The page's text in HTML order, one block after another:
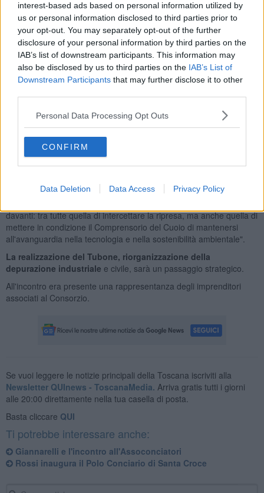
interest-based ads based on personal information utilized by
us or personal information disclosed to third parties prior to
your opt-out. You may separately opt-out of the further
disclosure of your personal information by third parties on the
IAB’s list of downstream participants. This information may
also be disclosed by us to third parties on the IAB’s List of
Downstream Participants that may further disclose it to other
Personal Data Processing Opt Outs
CONFIRM
Data Deletion Data Access Privacy Policy
Era stato l'onorevole Bonifazi, che nelle settimane scorse
aveva visitato il depuratore di Ponte a Egola
e alcune concerie
della zona, a manifestare la volontà di approfondire la conoscenza
del territorio e del comparto, proponendo un vertice appena fosse
stata eletta la nuova compagine regionale.
problematichedi un settore che è un caposaldo dell'export
provinciale e regionale. E' stato lo stesso Bonifazi ad auspicare
l'organizzazione del prossimo incontro - prima riunione del tavolo
della conceria - a Roma con la presenza dei rappresentanti del
questa collaborazione che"sicuramente - dice - potrà essere un
davanti: tra tutte quella di intercettare la ripresa, ma anche quella di
mettere in condizione il Comprensorio del Cuoio di mantenersi
all'avanguardia nella tecnologia e nella sostenibilità ambientale".
La realizzazione del Tubone, riorganizzazione della
depurazione industriale e civile, sarà un passaggio strategico.
All'incontro era presente una rappresentanza degli imprenditori
associati al Consorzio.
Se vuoi leggere le notizie principali della Toscana iscriviti alla
Newsletter QUInews - ToscanaMedia. Arriva gratis tutti i giorni
alle 20:00 direttamente nella tua casella di posta.
Basta cliccare QUI
Ti potrebbe interessare anche:
Giannarelli e l'incontro all'Assoconciatori
Rossi inaugura il Polo Conciario di Santa Croce